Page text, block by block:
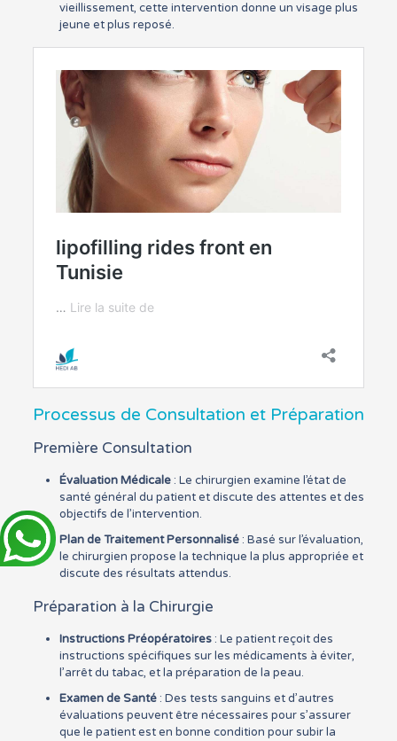
vieillissement, cette intervention donne un visage plus
jeune et plus reposé.
Processus de Consultation et Préparation
Première Consultation
Évaluation Médicale: Le chirurgien examine l’état de
santé général du patient et discute des attentes et des
objectifs de l’intervention.
Plan de Traitement Personnalisé: Basé sur l’évaluation,
le chirurgien propose la technique la plus appropriée et
discute des résultats attendus.
Préparation à la Chirurgie
Instructions Préopératoires: Le patient reçoit des
instructions spécifiques sur les médicaments à éviter,
l’arrêt du tabac, et la préparation de la peau.
Examen de Santé: Des tests sanguins et d’autres
évaluations peuvent être nécessaires pour s’assurer
que le patient est en bonne condition pour subir la